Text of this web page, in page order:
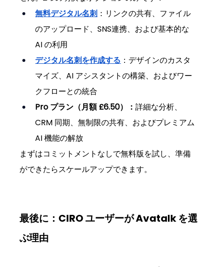
無料デジタル名刺 ：リンクの共有、ファイル
のアップロード、SNS連携、および基本的な
AI の利用
デジタル名刺を作成する ：デザインのカスタ
マイズ、AI アシスタントの構築、およびワー
クフローとの統合
Pro プラン（月額 £6.50）：詳細な分析、
CRM 同期、無制限の共有、およびプレミアム
AI 機能の解放
まずはコミットメントなしで無料版を試し、準備
ができたらスケールアップできます。
最後に：CIRO ユーザーが Avatalk を選
ぶ理由